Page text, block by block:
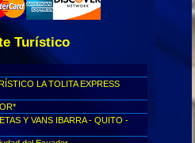
Turístico
LA TOLITA EXPRESS
Y VANS IBARRA - QUITO -